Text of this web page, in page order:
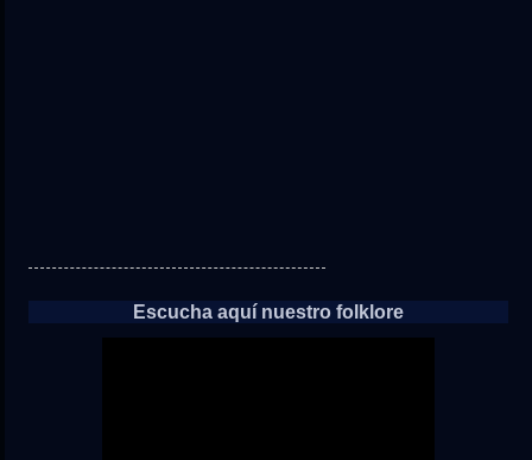
Escucha aquí nuestro folklore